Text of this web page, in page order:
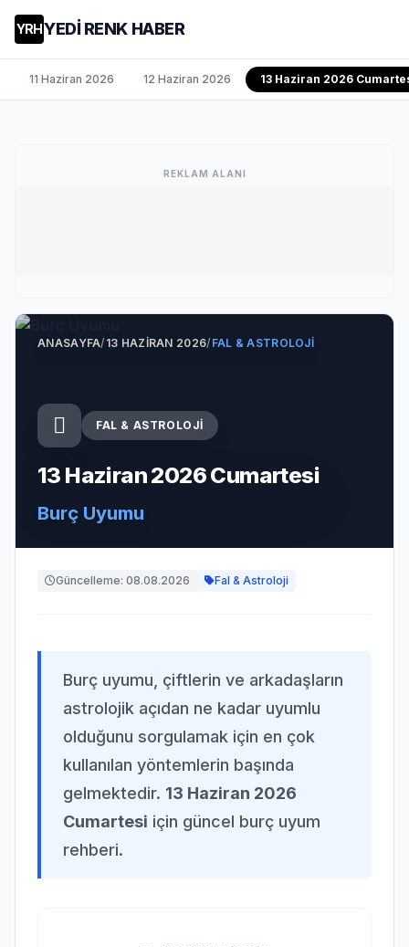
YRHYEDİ RENK HABER
11 Haziran 2026 12 Haziran 2026 13 Haziran 2026
REKLAM ALANI
ANASAYFA/13 HAZIRAN 2026/FAL & ASTROLOJI
FAL & ASTROLOJI
13 Haziran 2026 Cumartesi
Burç Uyumu
Güncelleme: 08.08.2026 Fal & Astroloji
Burç uyumu, çiftlerin ve arkadaşların
astrolojik açıdan ne kadar uyumlu
olduğunu sorgulamak için en çok
kullanılan yöntemlerin başında
gelmektedir. 13 Haziran 2026
Cumartesi için güncel burç uyum
rehberi.